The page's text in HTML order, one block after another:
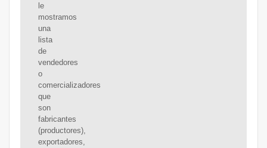
le
mostramos
una
lista
de
vendedores
o
comercializadores
que
son
fabricantes
(productores),
exportadores,